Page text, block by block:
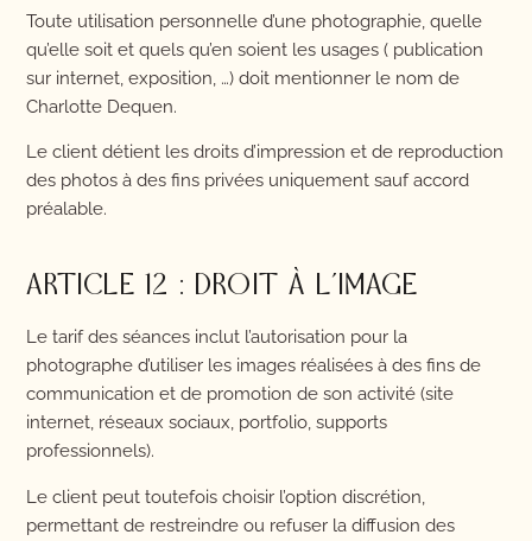
Toute utilisation personnelle d’une photographie, quelle
qu’elle soit et quels qu’en soient les usages ( publication
sur internet, exposition, …) doit mentionner le nom de
Charlotte Dequen.
Le client détient les droits d’impression et de reproduction
des photos à des fins privées uniquement sauf accord
préalable.
ARTICLE 12 : DROIT À L’IMAGE
Le tarif des séances inclut l’autorisation pour la
photographe d’utiliser les images réalisées à des fins de
communication et de promotion de son activité (site
internet, réseaux sociaux, portfolio, supports
professionnels).
Le client peut toutefois choisir l’option discrétion,
permettant de restreindre ou refuser la diffusion des